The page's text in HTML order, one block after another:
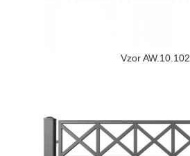
Vzor AW.10.102